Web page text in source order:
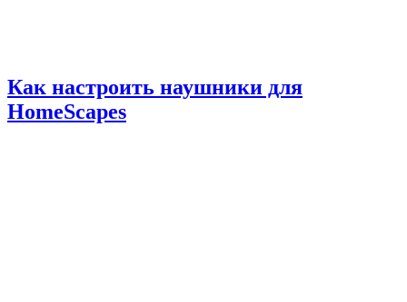
Как настроить наушники для
HomeScapes